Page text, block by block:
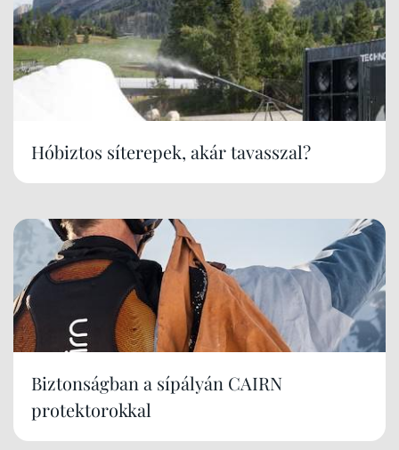
Hóbiztos síterepek, akár tavasszal?
Biztonságban a sípályán CAIRN
protektorokkal